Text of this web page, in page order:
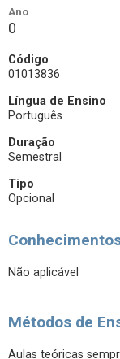
Ano
0
Código
01013836
Língua de Ensino
Português
Duração
Semestral
Tipo
Opcional
Não aplicável
Métodos de
Aulas teóricas